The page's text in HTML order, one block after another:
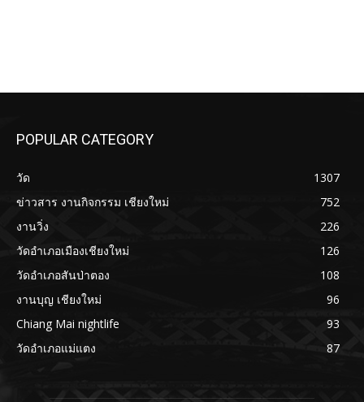
POPULAR CATEGORY
วัด
1307
ข่าวสาร งานกิจกรรม เชียงใหม่
752
งานวิ่ง
226
วัดอำเภอเมืองเชียงใหม่
126
วัดอำเภอสันป่าตอง
108
งานบุญ เชียงใหม่
96
Chiang Mai nightlife
93
วัดอำเภอแม่แตง
87